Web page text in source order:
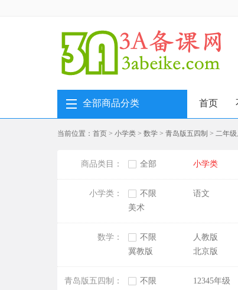
全部商品分类 首页
当前位置： 首页 > 小学类 > 数学 > 青岛版五四制 > 二年
商品类目： 全部 小学类
小学类： 不限 语文
美术
数学： 不限 人教版
冀教版
北京版
青岛版五四制： 不限 12345年级